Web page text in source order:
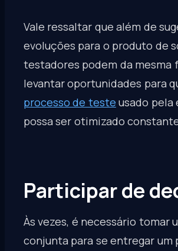
Vale ressaltar que além de
evoluções para o produto de
testadores podem da mesma
levantar oportunidades para
processo de teste usado pela
possa ser otimizado
Participar de
Às vezes, é necessário tomar
conjunta para se entregar um